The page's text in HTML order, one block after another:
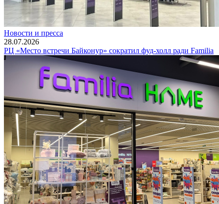
Новости и пресса
28.07.2026
РЦ «Место встречи Байконур» сократил фуд-холл ради Familia